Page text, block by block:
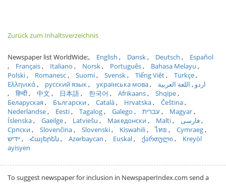
Zurück zum Inhaltsverzeichnis
Newspaper list WorldWide: English Dansk Deutsch
Español
Français
Italiano Norsk Português
Bahasa Melayu
Polski
Romanesc Suomi Svensk Tiếng Việt
Türkçe
Ελληνικά
русский язык українська мова اردو
اللغة العربية
हिन्दी
中文 日本語 한국어 Afrikaans
Shqipe
Беларуская
Български Català Hrvatska
Čeština
Nederlandse
Eesti Tagalog Galego עברית
Magyar
Íslenska
Gaeilge Latviešu Македонски Malti
فارسی
Српски
Slovenčina Slovenski Kiswahili ไทย
Cymraeg
ייִדיש
Հայերեն Azərbaycan Euskal ქართული
Kreyòl
ayisyen
To suggest newspaper for inclusion in NewspaperIndex.com send a